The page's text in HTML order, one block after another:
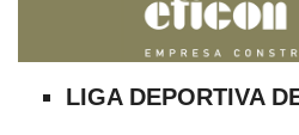
LIGA DEPORTIVA